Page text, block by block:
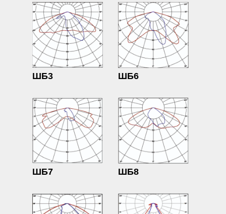
ШБ6
ШБ7 ШБ8
ШБ3